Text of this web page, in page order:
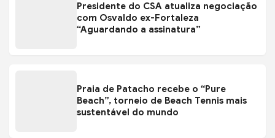
Presidente do CSA atualiza negociação
com Osvaldo ex-Fortaleza
“Aguardando a assinatura”
Praia de Patacho recebe o “Pure
Beach”, torneio de Beach Tennis mais
sustentável do mundo